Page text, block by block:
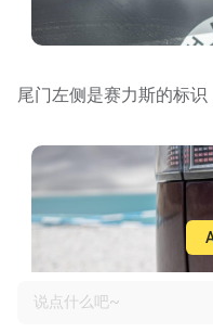
尾门左侧是赛力斯的标识
说点什么吧~